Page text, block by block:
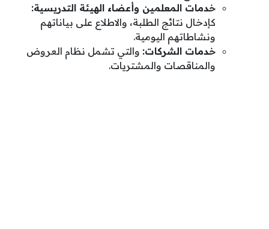
خدمات المعلمين وأعضاء الهيئة التدريسية:
كإدخال نتائج الطلبة، والاطلاع على بياناتهم
ونشاطاتهم اليومية.
خدمات الشركات: والتي تشمل نظام العروض
والمناقصات والمشتريات.